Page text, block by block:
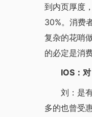
到内页厚度
30%。消费
复杂的花哨
的必定是消
IOS：对，
刘：是有
多的也曾受